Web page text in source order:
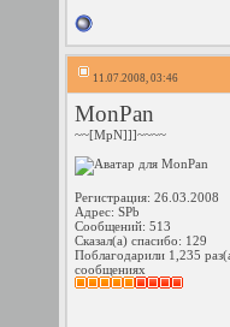
11.07.2008, 03:46
MonPan
~~[MpN]]]~~~~
Регистрация: 26.03.2008
Адрес: SPb
Сообщений: 513
Сказал(а) спасибо: 129
Поблагодарили 1,235
сообщениях